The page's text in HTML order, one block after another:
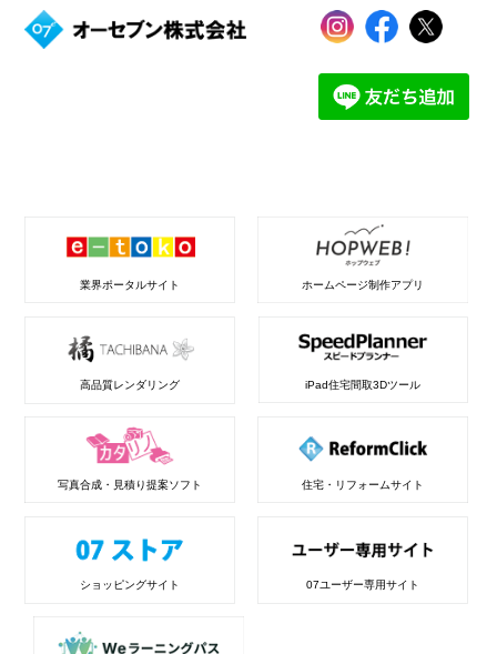
業界ポータルサイト ホームページ制作アプリ
高品質レンダリング iPad住宅間取3Dツール
写真合成・見積り提案ソフト 住宅・リフォームサイト
ショッピングサイト 07ユーザー専用サイト